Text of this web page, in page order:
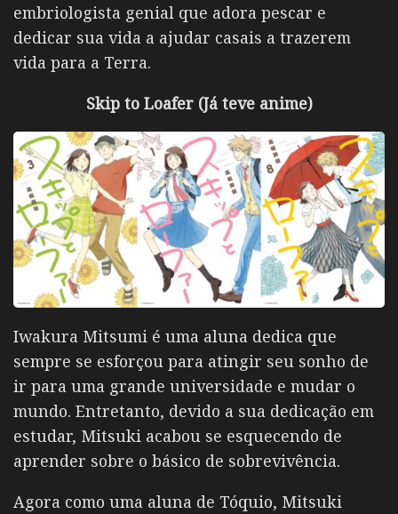
embriologista genial que adora pescar e
dedicar sua vida a ajudar casais a trazerem
vida para a Terra.
Skip to Loafer (Já teve anime)
Iwakura Mitsumi é uma aluna dedica que
sempre se esforçou para atingir seu sonho de
ir para uma grande universidade e mudar o
mundo. Entretanto, devido a sua dedicação em
estudar, Mitsuki acabou se esquecendo de
aprender sobre o básico de sobrevivência.
Agora como uma aluna de Tóquio, Mitsuki